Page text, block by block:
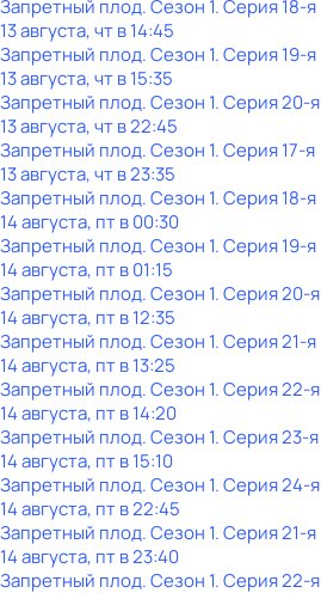
Запретный плод. Сезон 1. Серия 18-я
13 августа, чт в 14:45
Запретный плод. Сезон 1. Серия 19-я
13 августа, чт в 15:35
Запретный плод. Сезон 1. Серия 20-я
13 августа, чт в 22:45
Запретный плод. Сезон 1. Серия 17-я
13 августа, чт в 23:35
Запретный плод. Сезон 1. Серия 18-я
14 августа, пт в 00:30
Запретный плод. Сезон 1. Серия 19-я
14 августа, пт в 01:15
Запретный плод. Сезон 1. Серия 20-я
14 августа, пт в 12:35
Запретный плод. Сезон 1. Серия 21-я
14 августа, пт в 13:25
Запретный плод. Сезон 1. Серия 22-я
14 августа, пт в 14:20
Запретный плод. Сезон 1. Серия 23-я
14 августа, пт в 15:10
Запретный плод. Сезон 1. Серия 24-я
14 августа, пт в 22:45
Запретный плод. Сезон 1. Серия 21-я
14 августа, пт в 23:40
Запретный плод. Сезон 1. Серия 22-я